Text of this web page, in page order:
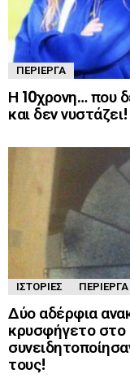
ΠΕΡΊΕΡΓΑ
Η 10χρονη… που
και δεν νυστάζει!
ΙΣΤΟΡΊΕΣ ΠΕΡΊΕΡΓΑ
Δύο αδέρφια
κρυσφήγετο στο
τους!